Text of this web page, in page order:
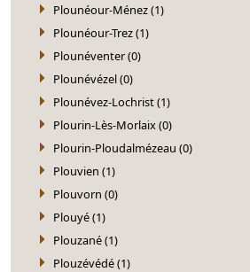
Plounéour-Ménez (1)
Plounéour-Trez (1)
Plounéventer (0)
Plounévézel (0)
Plounévez-Lochrist (1)
Plourin-Lès-Morlaix (0)
Plourin-Ploudalmézeau (0)
Plouvien (1)
Plouvorn (0)
Plouyé (1)
Plouzané (1)
Plouzévédé (1)